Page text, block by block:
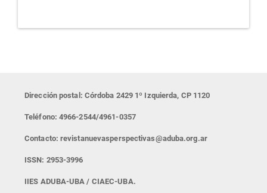
Dirección postal: Córdoba 2429 1º Izquierda, CP 1120
Teléfono: 4966-2544/4961-0357
Contacto: revistanuevasperspectivas@aduba.org.ar
ISSN: 2953-3996
IIES ADUBA-UBA / CIAEC-UBA.